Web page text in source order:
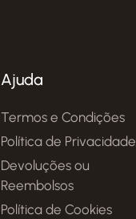
Ajuda
Termos e Condições
Política de Privacidade
Devoluções ou
Reembolsos
Política de Cookies